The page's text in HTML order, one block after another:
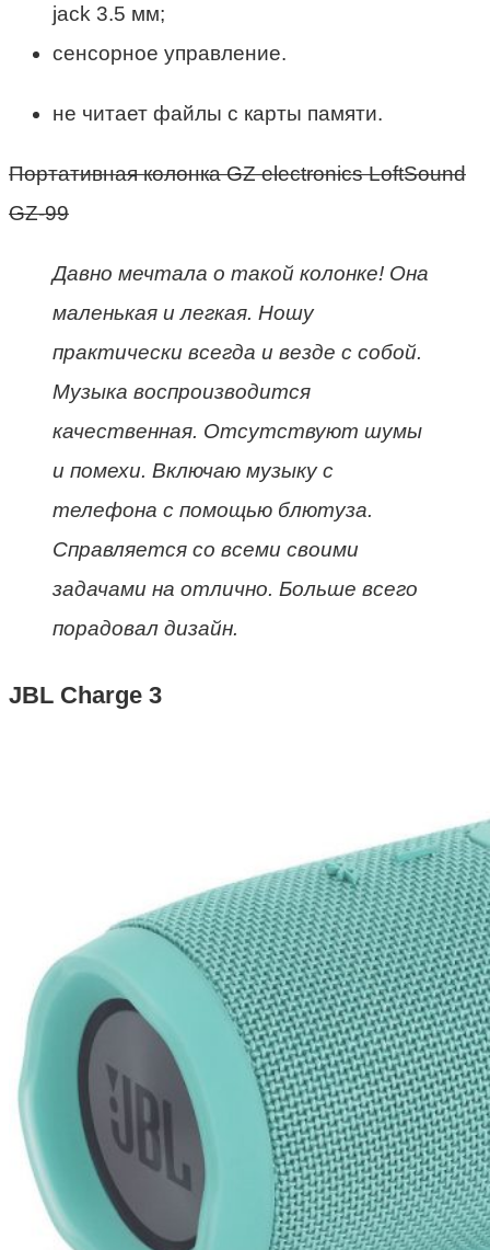
jack 3.5 мм;
сенсорное управление.
не читает файлы с карты памяти.
Портативная колонка GZ electronics LoftSound
GZ-99
Давно мечтала о такой колонке! Она
маленькая и легкая. Ношу
практически всегда и везде с собой.
Музыка воспроизводится
качественная. Отсутствуют шумы
и помехи. Включаю музыку с
телефона с помощью блютуза.
Справляется со всеми своими
задачами на отлично. Больше всего
порадовал дизайн.
JBL Charge 3